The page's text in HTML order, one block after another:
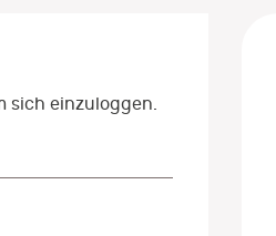
sich einzuloggen.